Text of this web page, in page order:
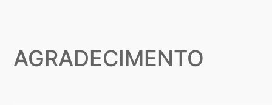
AGRADECIMENTO